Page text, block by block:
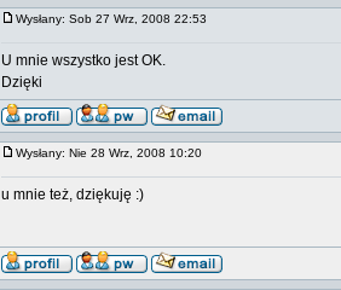
Wysłany: Sob 27 Wrz, 2008 22:53
U mnie wszystko jest OK.
Dzięki
Wysłany: Nie 28 Wrz, 2008 10:20
u mnie też, dziękuję :)